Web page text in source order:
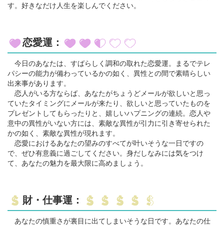
す。好きなだけ人生を楽しんでください。
恋愛運：
今日のあなたは、すばらしく調和の取れた恋愛運。まるでテレ
パシーの能力が備わっているかの如く、異性との間で素晴らしい
出来事があります。
恋人がいる方ならば、あなたがちょうどメールが欲しいと思っ
ていたタイミングにメールが来たり、欲しいと思っていたものを
プレゼントしてもらったりと、嬉しいハプニングの連続。恋人や
意中の異性がいない方には、素敵な異性が引力に引き寄せられた
かの如く、素敵な異性が現れます。
恋愛におけるあなたの望みのすべてが叶いそうな一日ですの
で、ぜひ有意義に過ごしてください。身だしなみには気をつけ
て、あなたの魅力を最大限に高めましょう。
財・仕事運：
あなたの慎重さが裏目に出てしまいそうな日です。あなたの仕